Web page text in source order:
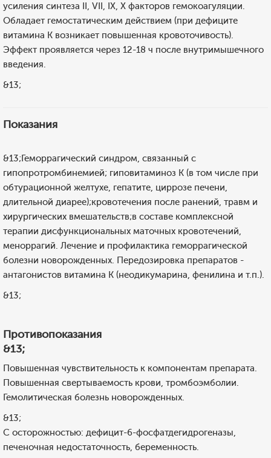
усиления синтеза II, VII, IX, X факторов гемокоагуляции.
Обладает гемостатическим действием (при дефиците
витамина К возникает повышенная кровоточивость).
Эффект проявляется через 12-18 ч после внутримышечного
введения.
&13;
Показания
&13;Геморрагический синдром, связанный с
гипопротромбинемией; гиповитаминоз К (в том числе при
обтурационной желтухе, гепатите, циррозе печени,
длительной диарее);кровотечения после ранений, травм и
хирургических вмешательств;в составе комплексной
терапии дисфункциональных маточных кровотечений,
меноррагий. Лечение и профилактика геморрагической
болезни новорожденных. Передозировка препаратов -
антагонистов витамина К (неодикумарина, фенилина и т.п.).
&13;
Противопоказания
&13;
Повышенная чувствительность к компонентам препарата.
Повышенная свертываемость крови, тромбоэмболии.
Гемолитическая болезнь новорожденных.
&13;
С осторожностью: дефицит-6-фосфатдегидрогеназы,
печеночная недостаточность, беременность.